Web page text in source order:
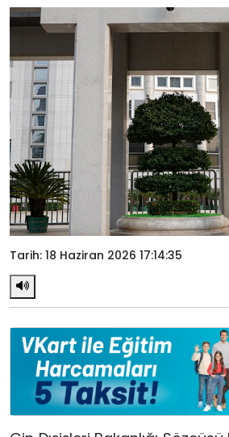
Tarih: 18 Haziran 2026 17:14:35